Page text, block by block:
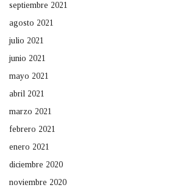
septiembre 2021
agosto 2021
julio 2021
junio 2021
mayo 2021
abril 2021
marzo 2021
febrero 2021
enero 2021
diciembre 2020
noviembre 2020